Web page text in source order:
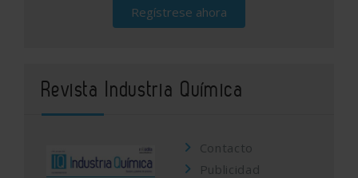
Regístrese ahora
Revista Industria Química
Contacto
Publicidad